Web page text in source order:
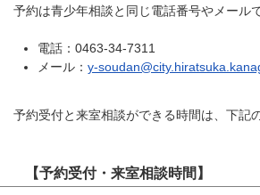
予約は青少年相談と同じ電話番号やメール
電話：0463-34-7311
メール： y-
予約受付と来室相談ができる時間は、下記
【予約受付・来室相談時間】